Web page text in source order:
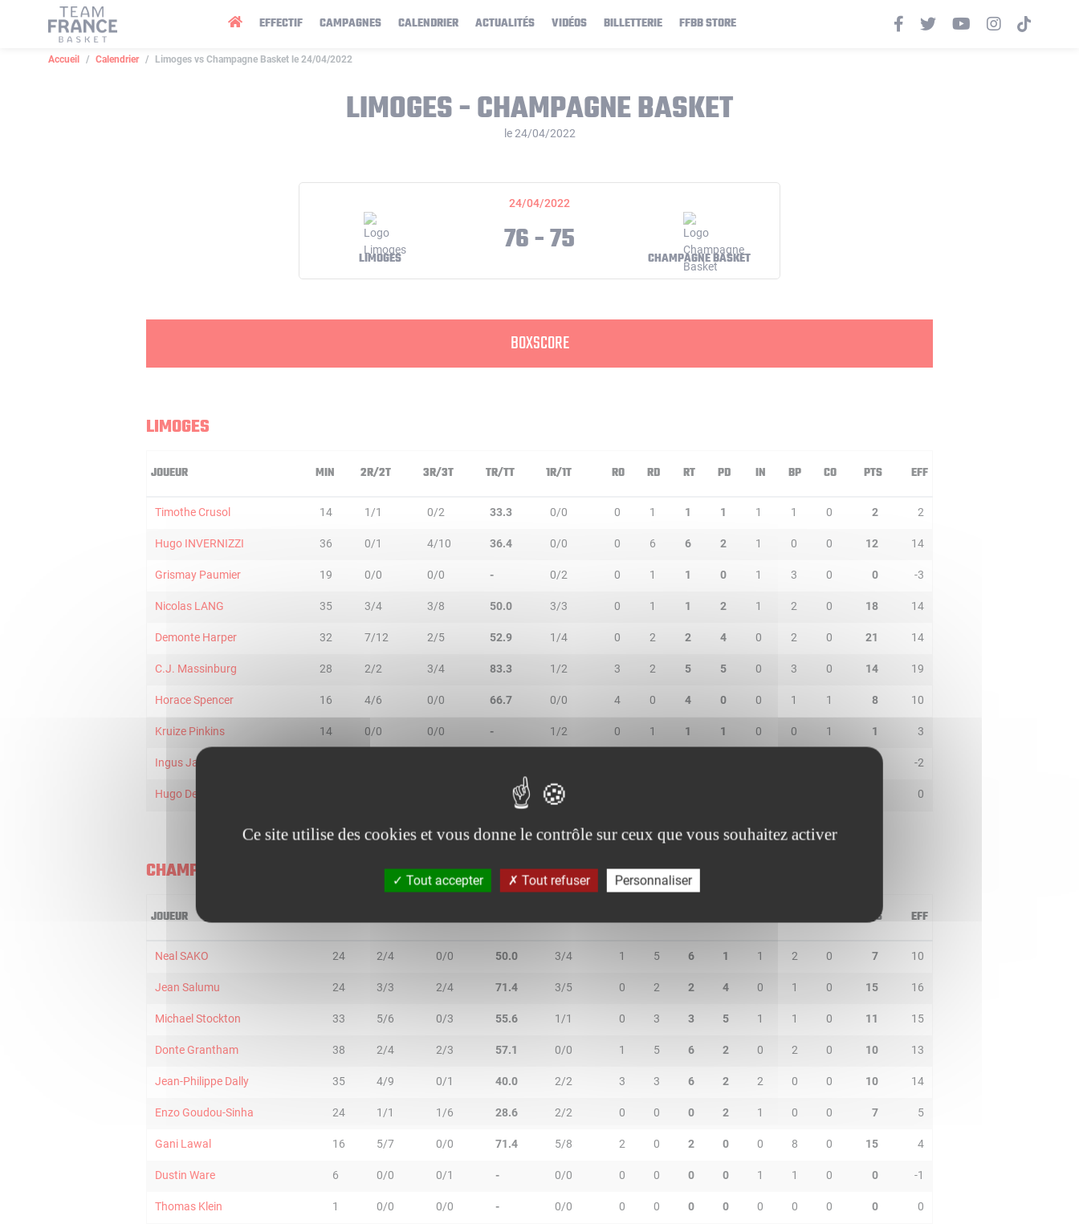
EFFECTIF CAMPAGNES CALENDRIER ACTUALITÉS VIDÉOS BILLETTERIE FFBB STORE
Accueil Calendrier Limoges vs Champagne Basket le 24/04/2022
LIMOGES - CHAMPAGNE BASKET
le 24/04/2022
24/04/2022
LIMOGES 76 - 75 CHAMPAGNE BASKET
BOXSCORE
LIMOGES
JOUEUR MIN 2R/2T 3R/3T TR/TT 1R/1T RO RD RT PD IN BP CO PTS EFF
Timothe Crusol 14 1/1 0/2 33.3 0/0 0 1 1 1 1 1 0 2 2
Hugo INVERNIZZI 36 0/1 4/10 36.4 0/0 0 6 6 2 1 0 0 12 14
Grismay Paumier 19 0/0 0/0 - 0/2 0 1 1 0 1 3 0 0 -3
Nicolas LANG 35 3/4 3/8 50.0 3/3 0 1 1 2 1 2 0 18 14
Demonte Harper 32 7/12 2/5 52.9 1/4 0 2 2 4 0 2 0 21 14
C.J. Massinburg 28 2/2 3/4 83.3 1/2 3 2 5 5 0 3 0 14 19
Horace Spencer 16 4/6 0/0 66.7 0/0 4 0 4 0 0 1 1 8 10
Kruize Pinkins 14 0/0 0/0 - 1/2 0 1 1 1 0 0 1 1 3
Ingus Jakovics -2
Hugo Desseignet 0/0 0
CHAMPAGNE BASKET
JOUEUR PTS EFF
Neal SAKO 24 2/4 0/0 50.0 3/4 1 5 6 1 1 2 0 7 10
Jean Salumu 24 3/3 2/4 71.4 3/5 0 2 2 4 0 1 0 15 16
Michael Stockton 33 5/6 0/3 55.6 1/1 0 3 3 5 1 1 0 11 15
Donte Grantham 38 2/4 2/3 57.1 0/0 1 5 6 2 0 2 0 10 13
Jean-Philippe Dally 35 4/9 0/1 40.0 2/2 3 3 6 2 2 0 0 10 14
Enzo Goudou-Sinha 24 1/1 1/6 28.6 2/2 0 0 0 2 1 0 0 7 5
Gani Lawal 16 5/7 0/0 71.4 5/8 2 0 2 0 0 8 0 15 4
Dustin Ware 6 0/0 0/1 - 0/0 0 0 0 0 1 1 0 0 -1
Thomas Klein 1 0/0 0/0 - 0/0 0 0 0 0 0 0 0 0 0
Panneau de gestion des cookies
Ce site utilise des cookies et vous donne le contrôle sur ceux que vous souhaitez activer
Tout accepter Tout refuser Personnaliser